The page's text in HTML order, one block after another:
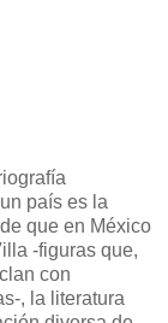
país es la
que en México
-figuras que,
con
, la literatura